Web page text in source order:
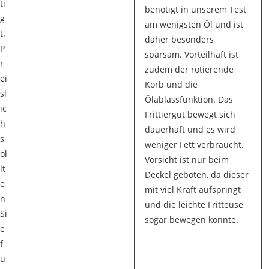
ti
g
t.
P
r
ei
sl
ic
h
s
ol
lt
e
n
Si
e
f
ü
benötigt in unserem Test
am wenigsten Öl und ist
daher besonders
sparsam. Vorteilhaft ist
zudem der rotierende
Korb und die
Ölablassfunktion. Das
Frittiergut bewegt sich
dauerhaft und es wird
weniger Fett verbraucht.
Vorsicht ist nur beim
Deckel geboten, da dieser
mit viel Kraft aufspringt
und die leichte Fritteuse
sogar bewegen könnte.